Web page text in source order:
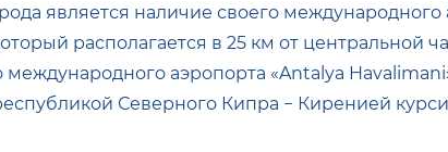
является наличие своего международного
располагается в 25 км от центральной
международного аэропорта «Antalya
Северного Кипра − Киренией